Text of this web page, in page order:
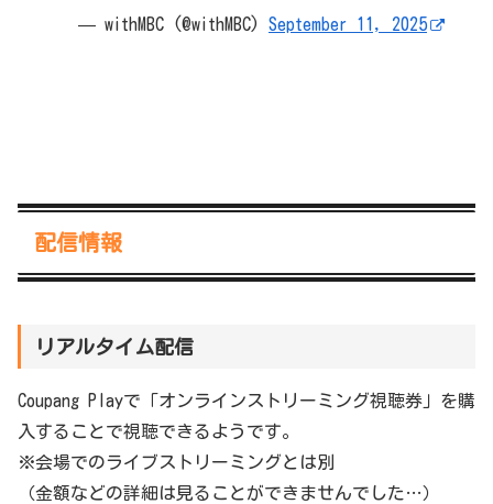
— withMBC (@withMBC) September 11, 2025
配信情報
リアルタイム配信
Coupang Playで「オンラインストリーミング視聴券」を購
入することで視聴できるようです。
※会場でのライブストリーミングとは別
（金額などの詳細は見ることができませんでした…）